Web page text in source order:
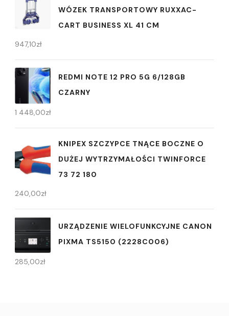
WÓZEK TRANSPORTOWY RUXXAC-
CART BUSINESS XL 41 CM
947,10zł
REDMI NOTE 12 PRO 5G 6/128GB
CZARNY
1 448,00zł
KNIPEX SZCZYPCE TNĄCE BOCZNE O
DUŻEJ WYTRZYMAŁOŚCI TWINFORCE
73 72 180
240,00zł
URZĄDZENIE WIELOFUNKCYJNE CANON
PIXMA TS5150 (2228C006)
285,00zł